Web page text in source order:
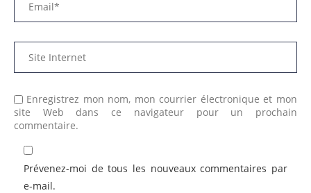
Enregistrez mon nom, mon courrier électronique et mon
site Web dans ce navigateur pour un prochain
commentaire.
Prévenez-moi de tous les nouveaux commentaires par
e-mail.